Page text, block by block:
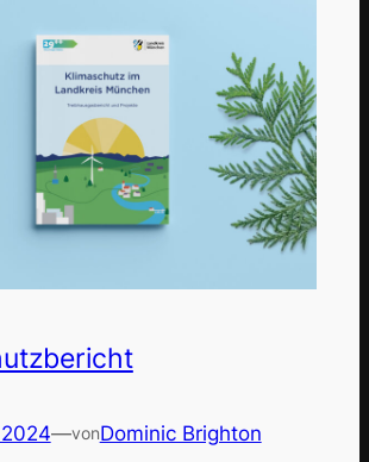
—vonDominic Brighton